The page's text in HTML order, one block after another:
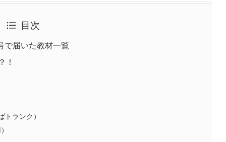
目次
で届いた教材一覧
！
ランク）